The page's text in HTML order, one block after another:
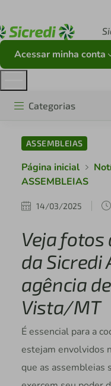
Acessar minha conta
Categorias
ASSEMBLEIAS
Página inicial
ASSEMBLEIAS
14/03/2025
Veja fotos
da Sicredi
agência
Vista/MT
É essencial para a
estejam envolvidos
que as assembleias